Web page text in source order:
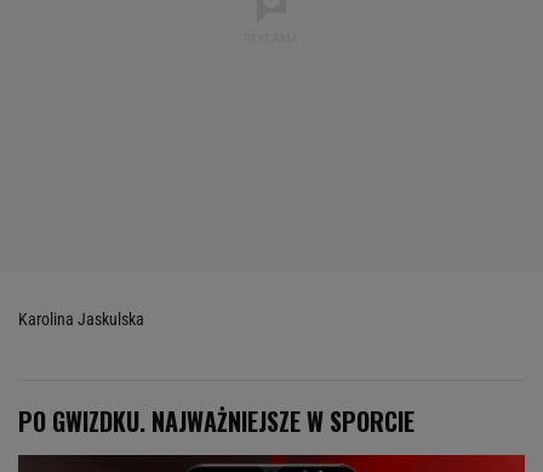
Karolina Jaskulska